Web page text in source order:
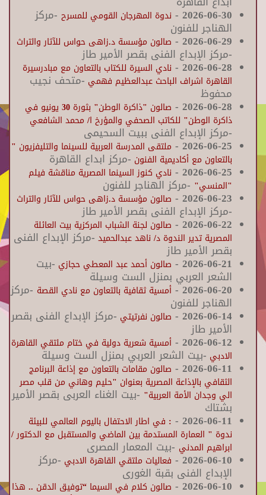
2026-06-30
- ندوة المهرجان القومي للمسرح -مركز
الهناجر للفنون
2026-06-29
- صالون مؤسسة د.زاهى حواس للآثار والتراث
-مركز الإبداع الفنى بقصر الأمير طاز
2026-06-28
- نادي السيرة للكتاب بالتعاون مع مبادرسيرة
القاهرة اشراف الباحث عبدالعظيم فهمي -متحف نجيب
محفوظ
2026-06-28
-
صالون "ذاكرة الوطن" بثورة 30 يونيو في
ذاكرة الوطن" للكاتب الصحفي والمؤرخ ا/ محمد الشافعي
-مركز الإبداع الفنى ببيت السحيمى
2026-06-25
- ملتقى المدرسة العربية للسينما والتليفزيون "
بالتعاون مع أكاديمية الفنون -مركز ابداع القاهرة
2026-06-25
- نادي كنوز السينما المصرية مناقشة فيلم
"المنسي" -مركز الهناجر للفنون
2026-06-23
- صالون مؤسسة د.زاهى حواس للآثار والتراث
-مركز الإبداع الفنى بقصر الأمير طاز
2026-06-22
- صالون لجنة الشباب المركزية بيت العائلة
المصرية تدير الندوة د/ ناهد عبدالحميد -مركز الإبداع الفنى
بقصر الأمير طاز
2026-06-21
- صالون أحمد عبد المعطي حجازي -بيت
الشعر العربي بمنزل الست وسيلة
2026-06-20
- أمسية ثقافية بالتعاون مع نادي القصة -مركز
الهناجر للفنون
2026-06-14
- صالون نفرتيتي -مركز الإبداع الفنى بقصر
الأمير طاز
2026-06-12
- أمسية شعرية دولية في ختام ملتقي القاهرة
الادبي -بيت الشعر العربي بمنزل الست وسيلة
2026-06-11
- صالون مقامات بالتعاون مع إذاعة البرنامج
الثقافي بالإذاعة المصرية بعنوان "حليم وهاني من قلب مصر
الي وجدان الأمة العربية" -بيت الغناء العربى بقصر الأمير
بشتاك
2026-06-11
- : في اطار الاحتفال باليوم العالمي للبيئة
ندوة " العمارة المستدمة بين الماضي والمستقبل مع الدكتور /
ابراهيم المدني -بيت المعمار المصرى
2026-06-10
- فعاليات ملتقي القاهرة الادبي -مركز
الإبداع الفنى بقبة الغورى
2026-06-10
- صالون كلام في السيما “توفيق الدقن .. هذا